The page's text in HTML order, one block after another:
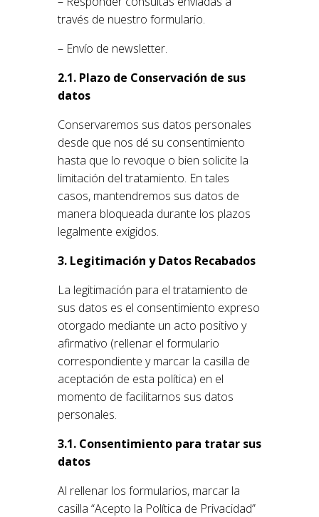
través de nuestro formulario.
– Envío de newsletter.
2.1. Plazo de Conservación de sus
datos
Conservaremos sus datos personales
desde que nos dé su consentimiento
hasta que lo revoque o bien solicite la
limitación del tratamiento. En tales
casos, mantendremos sus datos de
manera bloqueada durante los plazos
legalmente exigidos.
3. Legitimación y Datos Recabados
La legitimación para el tratamiento de
sus datos es el consentimiento expreso
otorgado mediante un acto positivo y
afirmativo (rellenar el formulario
correspondiente y marcar la casilla de
aceptación de esta política) en el
momento de facilitarnos sus datos
personales.
3.1. Consentimiento para tratar sus
datos
Al rellenar los formularios, marcar la
casilla “Acepto la Política de Privacidad”